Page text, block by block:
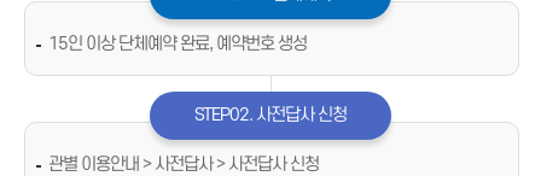
15인 이상 단체예약 완료, 예약번호 생성
STEP02. 사전답사 신청
관별 이용안내 > 사전답사 > 사전답사 신청